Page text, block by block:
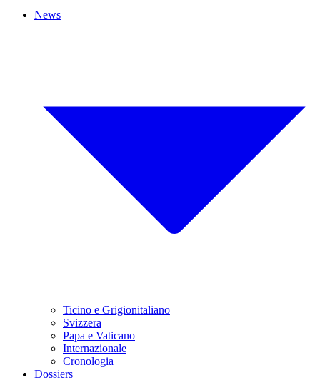
News
Ticino e Grigionitaliano
Svizzera
Papa e Vaticano
Internazionale
Cronologia
Dossiers